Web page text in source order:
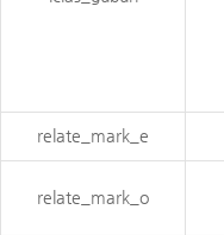
relate_mark_e
relate_mark_o